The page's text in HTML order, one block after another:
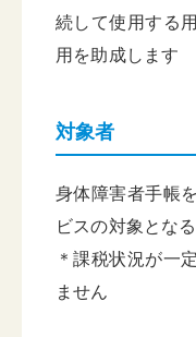
続して使用する
用を助成します
対象者
身体障害者手帳
ビスの対象とな
＊課税状況が一
ません